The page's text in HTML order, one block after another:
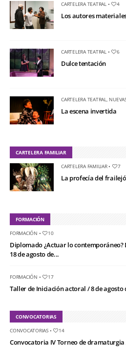
CARTELERA TEATRAL• 4
Los autores
CARTELERA TEATRAL• 6
Dulce tentación
CARTELERA TEATRAL,
La escena invertida
CARTELERA FAMILIAR
CARTELERA FAMILIAR• 7
La profecía del
FORMACIÓN
FORMACIÓN • 10
Diplomado ¿Actuar lo contemporáneo?
18 de agosto de...
FORMACIÓN • 17
Taller de Iniciación actoral / 8 de agosto
CONVOCATORIAS
CONVOCATORIAS• 14
Convocatoria IV Torneo de dramaturgia